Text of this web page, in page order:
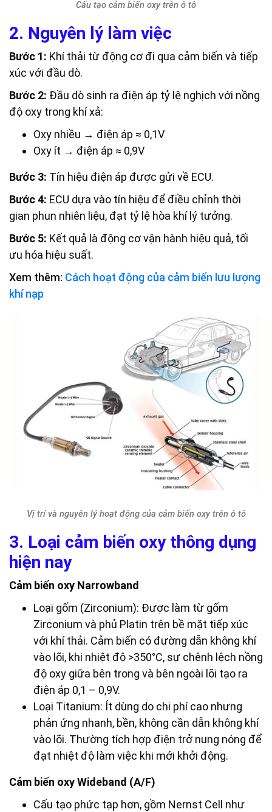
Cấu tạo cảm biến oxy trên ô tô
2. Nguyên lý làm việc
Bước 1: Khí thải từ động cơ đi qua cảm biến và tiếp
xúc với đầu dò.
Bước 2: Đầu dò sinh ra điện áp tỷ lệ nghịch với nồng
độ oxy trong khí xả:
Oxy nhiều → điện áp ≈ 0,1V
Oxy ít → điện áp ≈ 0,9V
Bước 3: Tín hiệu điện áp được gửi về ECU.
Bước 4: ECU dựa vào tín hiệu để điều chỉnh thời
gian phun nhiên liệu, đạt tỷ lệ hòa khí lý tưởng.
Bước 5: Kết quả là động cơ vận hành hiệu quả, tối
ưu hóa hiệu suất.
Xem thêm: Cách hoạt động của cảm biến lưu lượng
khí nạp
Vị trí và nguyên lý hoạt động của cảm biến oxy trên ô tô
3. Loại cảm biến oxy thông dụng
hiện nay
Cảm biến oxy Narrowband
Loại gốm (Zirconium): Được làm từ gốm
Zirconium và phủ Platin trên bề mặt tiếp xúc
với khí thải. Cảm biến có đường dẫn không khí
vào lõi, khi nhiệt độ >350°C, sự chênh lệch nồng
độ oxy giữa bên trong và bên ngoài lõi tạo ra
điện áp 0,1 – 0,9V.
Loại Titanium: Ít dùng do chi phí cao nhưng
phản ứng nhanh, bền, không cần dẫn không khí
vào lõi. Thường tích hợp điện trở nung nóng để
đạt nhiệt độ làm việc khi mới khởi động.
Cảm biến oxy Wideband (A/F)
Cấu tạo phức tạp hơn, gồm Nernst Cell như